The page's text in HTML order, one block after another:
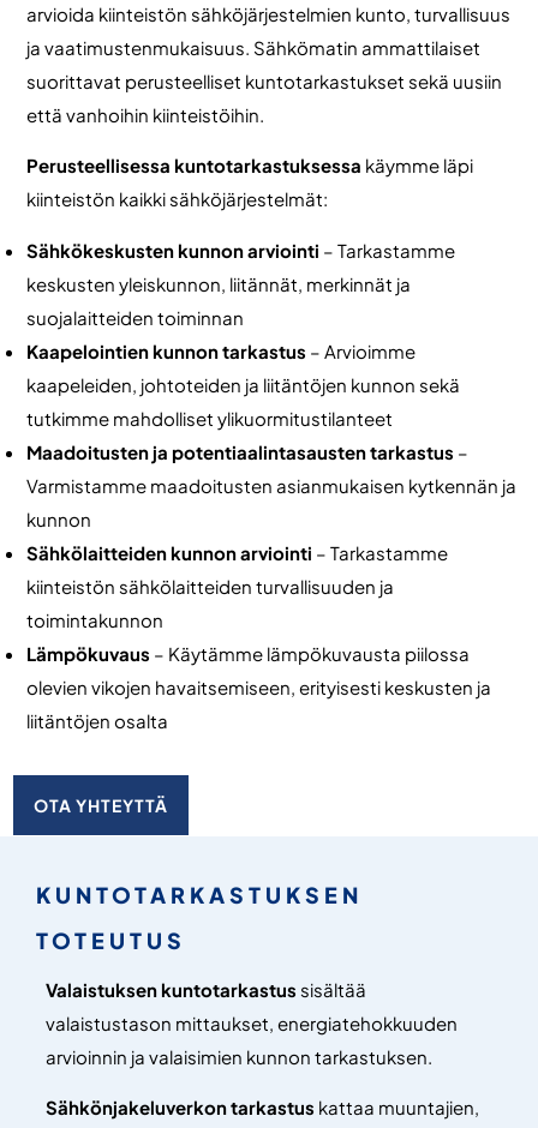
arvioida kiinteistön sähköjärjestelmien kunto, turvallisuus
ja vaatimustenmukaisuus. Sähkömatin ammattilaiset
suorittavat perusteelliset kuntotarkastukset sekä uusiin
että vanhoihin kiinteistöihin.
Perusteellisessa kuntotarkastuksessa käymme läpi
kiinteistön kaikki sähköjärjestelmät:
Sähkökeskusten kunnon arviointi – Tarkastamme
keskusten yleiskunnon, liitännät, merkinnät ja
suojalaitteiden toiminnan
Kaapelointien kunnon tarkastus – Arvioimme
kaapeleiden, johtoteiden ja liitäntöjen kunnon sekä
tutkimme mahdolliset ylikuormitustilanteet
Maadoitusten ja potentiaalintasausten tarkastus –
Varmistamme maadoitusten asianmukaisen kytkennän ja
kunnon
Sähkölaitteiden kunnon arviointi – Tarkastamme
kiinteistön sähkölaitteiden turvallisuuden ja
toimintakunnon
Lämpökuvaus – Käytämme lämpökuvausta piilossa
olevien vikojen havaitsemiseen, erityisesti keskusten ja
liitäntöjen osalta
OTA YHTEYTTÄ
KUNTOTARKASTUKSEN
TOTEUTUS
Valaistuksen kuntotarkastus sisältää
valaistustason mittaukset, energiatehokkuuden
arvioinnin ja valaisimien kunnon tarkastuksen.
Sähkönjakeluverkon tarkastus kattaa muuntajien,